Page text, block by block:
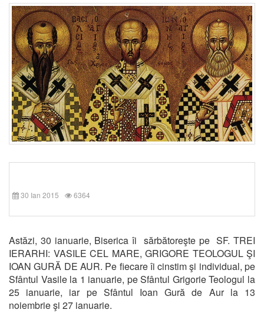
30 Ian 2015 6364
Astăzi, 30 ianuarie, Biserica îi sărbătoreşte pe SF. TREI
IERARHI: VASILE CEL MARE, GRIGORE TEOLOGUL ŞI
IOAN GURĂ DE AUR. Pe fiecare îi cinstim şi individual, pe
Sfântul Vasile la 1 ianuarie, pe Sfântul Grigorie Teologul la
25 ianuarie, iar pe Sfântul Ioan Gură de Aur la 13
noiembrie şi 27 ianuarie.